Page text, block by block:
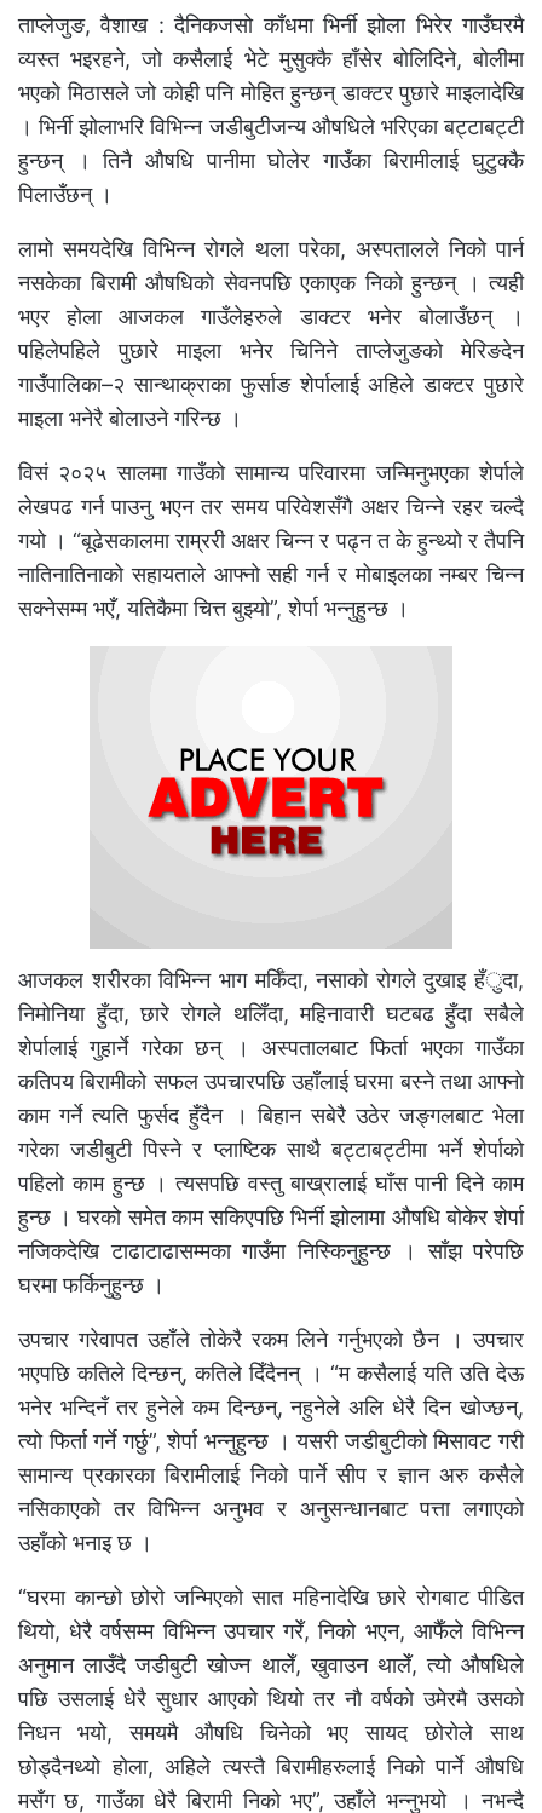
ताप्लेजुङ, वैशाख : दैनिकजसो काँधमा भिर्नी झोला भिरेर गाउँघरमै
व्यस्त भइरहने, जो कसैलाई भेटे मुसुक्कै हाँसेर बोलिदिने, बोलीमा
भएको मिठासले जो कोही पनि मोहित हुन्छन् डाक्टर पुछारे माइलादेखि
। भिर्नी झोलाभरि विभिन्न जडीबुटीजन्य औषधिले भरिएका बट्टाबट्टी
हुन्छन् । तिनै औषधि पानीमा घोलेर गाउँका बिरामीलाई घुटुक्कै
पिलाउँछन् ।
लामो समयदेखि विभिन्न रोगले थला परेका, अस्पतालले निको पार्न
नसकेका बिरामी औषधिको सेवनपछि एकाएक निको हुन्छन् । त्यही
भएर होला आजकल गाउँलेहरुले डाक्टर भनेर बोलाउँछन् ।
पहिलेपहिले पुछारे माइला भनेर चिनिने ताप्लेजुङको मेरिङदेन
गाउँपालिका–२ सान्थाक्राका फुर्साङ शेर्पालाई अहिले डाक्टर पुछारे
माइला भनेरै बोलाउने गरिन्छ ।
विसं २०२५ सालमा गाउँको सामान्य परिवारमा जन्मिनुभएका शेर्पाले
लेखपढ गर्न पाउनु भएन तर समय परिवेशसँगै अक्षर चिन्ने रहर चल्दै
गयो । “बूढेसकालमा राम्ररी अक्षर चिन्न र पढ्न त के हुन्थ्यो र तैपनि
नातिनातिनाको सहायताले आफ्नो सही गर्न र मोबाइलका नम्बर चिन्न
सक्नेसम्म भएँ, यतिकैमा चित्त बुझ्यो”, शेर्पा भन्नुहुन्छ ।
आजकल शरीरका विभिन्न भाग मर्किँदा, नसाको रोगले दुखाइ हँुदा,
निमोनिया हुँदा, छारे रोगले थलिँदा, महिनावारी घटबढ हुँदा सबैले
शेर्पालाई गुहार्ने गरेका छन् । अस्पतालबाट फिर्ता भएका गाउँका
कतिपय बिरामीको सफल उपचारपछि उहाँलाई घरमा बस्ने तथा आफ्नो
काम गर्ने त्यति फुर्सद हुँदैन । बिहान सबेरै उठेर जङ्गलबाट भेला
गरेका जडीबुटी पिस्ने र प्लाष्टिक साथै बट्टाबट्टीमा भर्ने शेर्पाको
पहिलो काम हुन्छ । त्यसपछि वस्तु बाख्रालाई घाँस पानी दिने काम
हुन्छ । घरको समेत काम सकिएपछि भिर्नी झोलामा औषधि बोकेर शेर्पा
नजिकदेखि टाढाटाढासम्मका गाउँमा निस्किनुहुन्छ । साँझ परेपछि
घरमा फर्किनुहुन्छ ।
उपचार गरेवापत उहाँले तोकेरै रकम लिने गर्नुभएको छैन । उपचार
भएपछि कतिले दिन्छन्, कतिले दिँदैनन् । “म कसैलाई यति उति देऊ
भनेर भन्दिनँ तर हुनेले कम दिन्छन्, नहुनेले अलि धेरै दिन खोज्छन्,
त्यो फिर्ता गर्ने गर्छु”, शेर्पा भन्नुहुन्छ । यसरी जडीबुटीको मिसावट गरी
सामान्य प्रकारका बिरामीलाई निको पार्ने सीप र ज्ञान अरु कसैले
नसिकाएको तर विभिन्न अनुभव र अनुसन्धानबाट पत्ता लगाएको
उहाँको भनाइ छ ।
“घरमा कान्छो छोरो जन्मिएको सात महिनादेखि छारे रोगबाट पीडित
थियो, धेरै वर्षसम्म विभिन्न उपचार गरेँ, निको भएन, आफैँले विभिन्न
अनुमान लाउँदै जडीबुटी खोज्न थालेँ, खुवाउन थालेँ, त्यो औषधिले
पछि उसलाई धेरै सुधार आएको थियो तर नौ वर्षको उमेरमै उसको
निधन भयो, समयमै औषधि चिनेको भए सायद छोरोले साथ
छोड्दैनथ्यो होला, अहिले त्यस्तै बिरामीहरुलाई निको पार्ने औषधि
मसँग छ, गाउँका धेरै बिरामी निको भए”, उहाँले भन्नुभयो । नभन्दै